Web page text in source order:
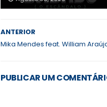
ANTERIOR
Mika Mendes feat. William
PUBLICAR UM